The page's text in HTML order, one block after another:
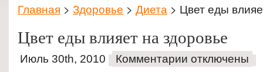
Главная > Здоровье > Диета > Цвет еды
Цвет еды влияет на здоровье
Июль 30th, 2010 Комментарии отключены